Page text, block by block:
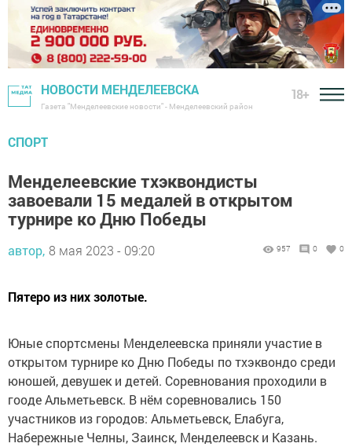
НОВОСТИ МЕНДЕЛЕЕВСКА
Газета "Менделеевские новости" - Менделеевский район
18+
СПОРТ
Менделеевские тхэквондисты
завоевали 15 медалей в открытом
турнире ко Дню Победы
автор, 8 мая 2023 - 09:20 957 0 0
Пятеро из них золотые.
Юные спортсмены Менделеевска приняли участие в
открытом турнире ко Дню Победы по тхэквондо среди
юношей, девушек и детей. Соревнования проходили в
гооде Альметьевск. В нём соревновались 150
участников из городов: Альметьевск, Елабуга,
Набережные Челны, Заинск, Менделеевск и Казань.